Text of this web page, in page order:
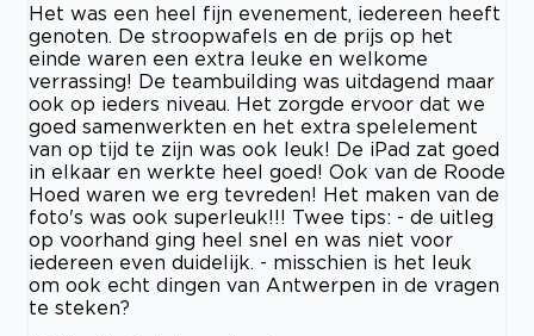
Het was een heel fijn evenement, iedereen heeft
genoten. De stroopwafels en de prijs op het
einde waren een extra leuke en welkome
verrassing! De teambuilding was uitdagend maar
ook op ieders niveau. Het zorgde ervoor dat we
goed samenwerkten en het extra spelelement
van op tijd te zijn was ook leuk! De iPad zat goed
in elkaar en werkte heel goed! Ook van de Roode
Hoed waren we erg tevreden! Het maken van de
foto's was ook superleuk!!! Twee tips: - de uitleg
op voorhand ging heel snel en was niet voor
iedereen even duidelijk. - misschien is het leuk
om ook echt dingen van Antwerpen in de vragen
te steken?